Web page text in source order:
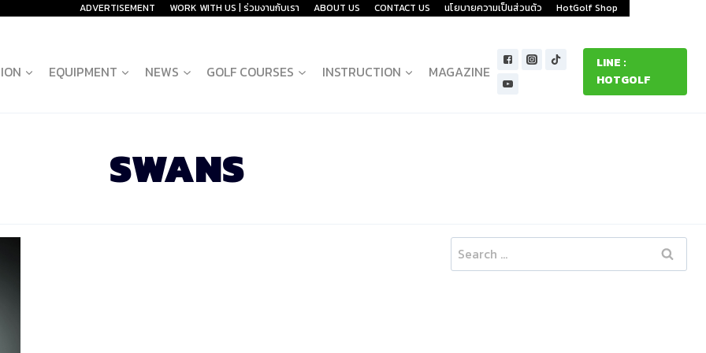
ADVERTISEMENT WORK WITH US | ร่วมงานกับเรา ABOUT US CONTACT US นโยบายความเป็นส่วนตัว HotGolf Shop
EQUIPMENT NEWS GOLF COURSES INSTRUCTION MAGAZINE
LINE :
HOTGOLF
SWANS
Search
for: